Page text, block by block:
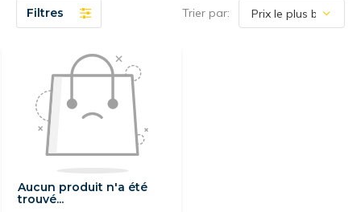
Filtres Trier par:
Aucun produit n'a été
trouvé...